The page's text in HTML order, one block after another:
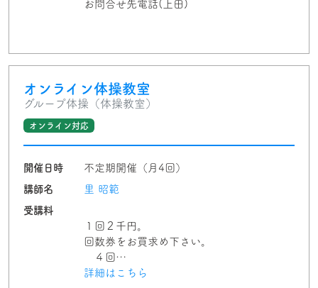
お問合せ先電話(上田)
オンライン体操教室
グループ体操（体操教室）
オンライン対応
開催日時
不定期開催（月4回）
講師名
里 昭範
受講料
１回２千円。
回数券をお買求め下さい。
４回…
詳細はこちら